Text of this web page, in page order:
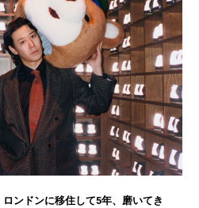
ロンドンに移住して5年、磨いてき